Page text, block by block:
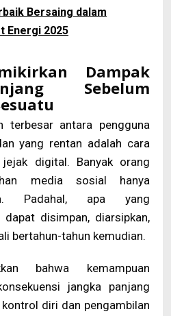
Bersaing dalam
Energi 2025
Dampak
Sebelum
terbesar antara pengguna
yang rentan adalah cara
digital. Banyak orang
media sosial hanya
Padahal, apa yang
disimpan, diarsipkan,
bertahun-tahun kemudian.
bahwa kemampuan
jangka panjang
diri dan pengambilan